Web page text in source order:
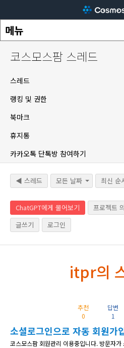
코스모스팜 스레드
스레드
랭킹 및 권한
북마크
휴지통
카카오톡 단톡방 참여하기
◀ 스레드 모든 날짜 최신 순
ChatGPT에게 물어보기 프로젝트
글쓰기
로그인
itpr의
추천
0
답변
1